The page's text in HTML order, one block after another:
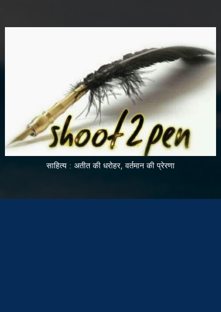
साहित्य : अतीत की धरोहर, वर्तमान की प्रेरणा